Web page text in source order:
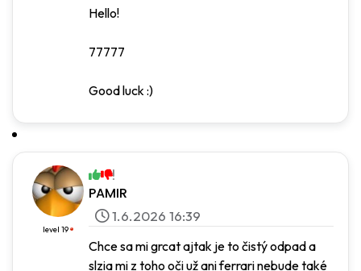
Hello!
77777
Good luck :)
level 19
PAMIR
1.6.2026 16:39
Chce sa mi grcat ajtak je to čistý odpad a
slzia mi z toho oči už ani ferrari nebude také